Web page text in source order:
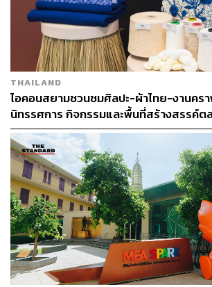
ผศ.ดร. จุฑามาศ วิศาลสิงห์ ผู้ก่อตั้ง
แพลตฟอร์มขับเคลื่อนการท่องเที่ยวยั่งยืน
อำนวยการจัดงานAction Alert:
Sustainable Tourism in Thailand มองว่
จะเป็นความท้าทายอย่างมากของผู้ประกอ
และเล็ก ทั้งขั้นตอนการจัดการมาตรฐาน
ยุ่งยากและซับซ้อน ความไม่มั่นใจในควา
ลงทุน รวมไปถึงความต้องการข้อมูลสิทธิ
รัฐและการสนับสนุนจากภาครัฐ
งานสัมมนานี้จะรวบรวมเรื่องสำคัญที่ผู้ปร
ท่องเที่ยวไทยต้องรู้จากผู้เชี่ยวชาญระดับโ
เที่ยวอย่างยั่งยืน อาทิEarthCheck,
Destinationsพร้อมฟังแนวทางในการปรั
สอดคล้องกับมาตรฐานความยั่งยืนในระดั
THAILAND
ไอคอนสยามชวนชมศิลปะ-ผ้าไทย-งานคร
นิทรรศการ กิจกรรมและพื้นที่สร้างสรรค์ต
แม่ [ADVERTORIAL]